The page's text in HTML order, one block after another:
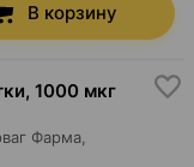
В корзину
, 1000 мкг
Фарма